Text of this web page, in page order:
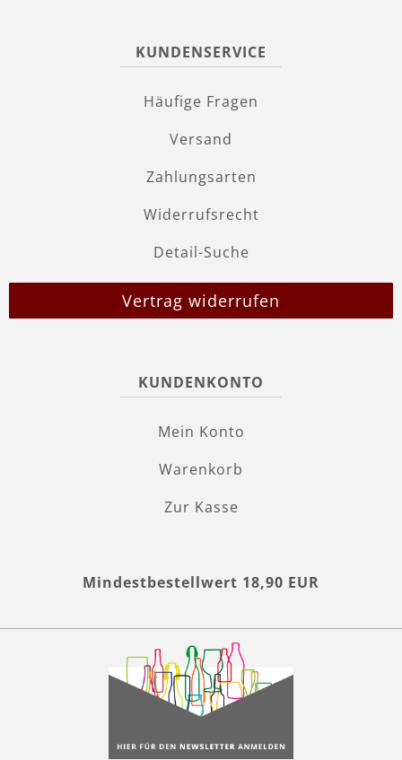
KUNDENSERVICE
Häufige Fragen
Versand
Zahlungsarten
Widerrufsrecht
Detail-Suche
Vertrag widerrufen
KUNDENKONTO
Mein Konto
Warenkorb
Zur Kasse
Mindestbestellwert 18,90 EUR